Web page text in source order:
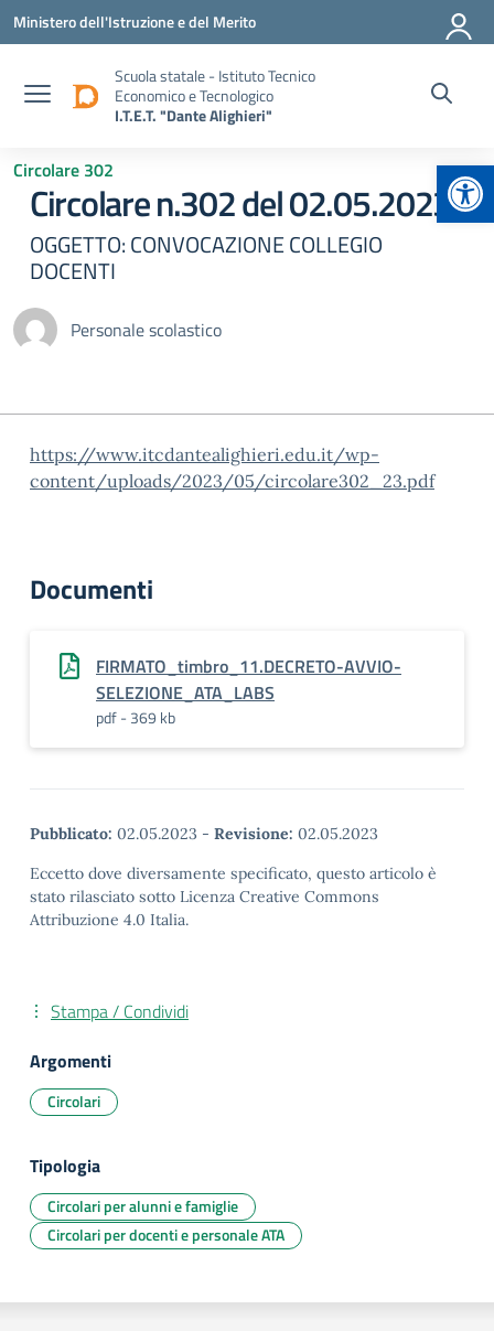
Vai ai contenuti
Vai al menu di navigazione
Vai al footer
Ministero dell'Istruzione e del Merito
Scuola statale - Istituto Tecnico
Economico e Tecnologico
I.T.E.T. "Dante Alighieri"
Circolare 302
Circolare n.302 del 02.05.2023
OGGETTO: CONVOCAZIONE COLLEGIO
DOCENTI
Personale scolastico
https://www.itcdantealighieri.edu.it/wp-
content/uploads/2023/05/circolare302_23.pdf
Documenti
FIRMATO_timbro_11.DECRETO-AVVIO-
SELEZIONE_ATA_LABS
pdf - 369 kb
Pubblicato: 02.05.2023 - Revisione: 02.05.2023
Eccetto dove diversamente specificato, questo articolo è
stato rilasciato sotto Licenza Creative Commons
Attribuzione 4.0 Italia.
Stampa / Condividi
Argomenti
Circolari
Tipologia
Circolari per alunni e famiglie
Circolari per docenti e personale ATA